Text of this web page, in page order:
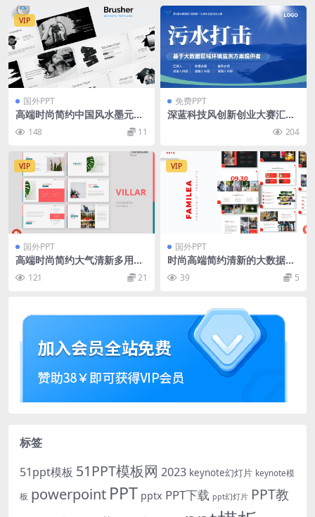
VIP
国外PPT
高端时尚简约中国风水墨元素
的keynote幻灯片演示模版
（key）
148 11
免费PPT
深蓝科技风创新创业大赛汇报
204
VIP
国外PPT
高端时尚简约大气清新多用途
的powerpoint幻灯片演示模
板（pptx）
121 21
VIP
国外PPT
时尚高端简约清新的大数据po
werpoint幻灯片演示模板（p
ptx）
39 5
标签
51ppt模板 51PPT模板网 2023 keynote幻灯片 keynote模
板 powerpoint PPT pptx PPT下载 ppt幻灯片 PPT教